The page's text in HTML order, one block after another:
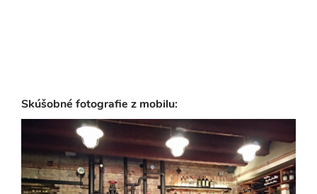
Skúšobné fotografie z mobilu: